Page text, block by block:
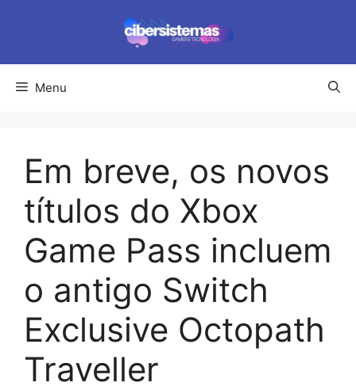
conteúdo
Menu
Em breve, os novos
títulos do Xbox
Game Pass incluem
o antigo Switch
Exclusive Octopath
Traveller